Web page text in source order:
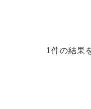
1件の結果